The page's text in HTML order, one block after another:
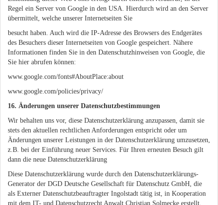
Regel ein Server von Google in den USA. Hierdurch wird an den Server
übermittelt, welche unserer Internetseiten Sie
besucht haben. Auch wird die IP-Adresse des Browsers des Endgerätes
des Besuchers dieser Internetseiten von Google gespeichert. Nähere
Informationen finden Sie in den Datenschutzhinweisen von Google, die
Sie hier abrufen können:
www.google.com/fonts#AboutPlace:about
www.google.com/policies/privacy/
16. Änderungen unserer Datenschutzbestimmungen
Wir behalten uns vor, diese Datenschutzerklärung anzupassen, damit sie
stets den aktuellen rechtlichen Anforderungen entspricht oder um
Änderungen unserer Leistungen in der Datenschutzerklärung umzusetzen,
z.B. bei der Einführung neuer Services. Für Ihren erneuten Besuch gilt
dann die neue Datenschutzerklärung
Diese Datenschutzerklärung wurde durch den Datenschutzerklärungs-
Generator der DGD Deutsche Gesellschaft für Datenschutz GmbH, die
als Externer Datenschutzbeauftragter Ingolstadt tätig ist, in Kooperation
mit dem IT- und Datenschutzrecht Anwalt Christian Solmecke erstellt.